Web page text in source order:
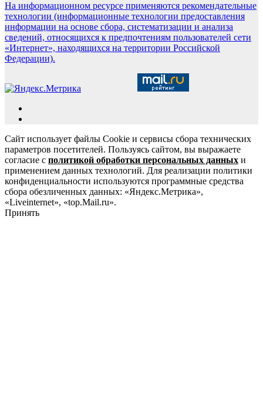
На информационном ресурсе применяются рекомендательные
технологии (информационные технологии предоставления
информации на основе сбора, систематизации и анализа
сведений, относящихся к предпочтениям пользователей сети
«Интернет», находящихся на территории Российской
Федерации).
Сайт использует файлы Cookie и сервисы сбора технических
параметров посетителей. Пользуясь сайтом, вы выражаете
согласие с политикой обработки персональных данных и
применением данных технологий. Для реализации политики
конфиденциальности используются программные средства
сбора обезличенных данных: «Яндекс.Метрика»,
«Liveinternet», «top.Mail.ru».
Принять